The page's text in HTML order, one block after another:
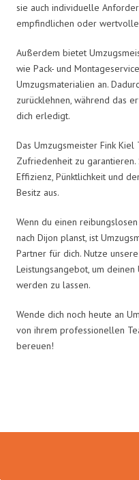
sie auch individuelle
empfindlichen oder
Außerdem bietet
wie Pack- und
Umzugsmaterialien an.
zurücklehnen, während das
dich erledigt.
Das Umzugsmeister Fink
Zufriedenheit zu garantieren.
Effizienz, Pünktlichkeit und
Besitz aus.
Wenn du einen
nach Dijon planst, ist
Partner für dich. Nutze
Leistungsangebot, um
werden zu lassen.
Wende dich noch heute an
von ihrem professionellen
bereuen!